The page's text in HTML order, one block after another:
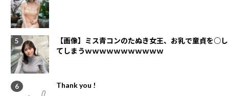
【画像】ミス青コンのたぬき女王、お乳で童貞を○し
てしまうｗｗｗｗｗｗｗｗｗｗｗ
Thank you !